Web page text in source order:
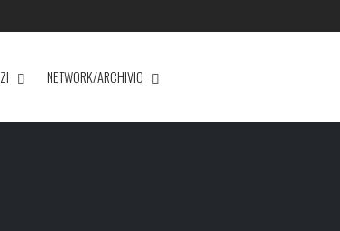
NETWORK/ARCHIVIO